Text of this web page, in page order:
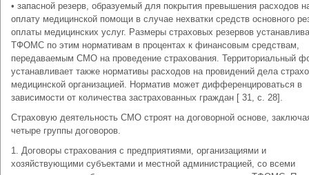
• запасной резерв, образуемый для покрытия превышения расходов
оплату медицинской помощи в случае нехватки средств основного
оплаты медицинских услуг. Размеры страховых резервов
ТФОМС по этим нормативам в процентах к финансовым средствам,
передаваемым СМО на проведение страхования. Территориальный
устанавливает также нормативы расходов на провидений дела
медицинской организацией. Норматив может дифференцироваться в
зависимости от количества застрахованных граждан [ 31, c. 28].
Страховую деятельность СМО строят на договорной основе,
четыре группы договоров.
1. Договоры страхования с предприятиями, организациями и
хозяйствующими субъектами и местной администрацией, со всеми